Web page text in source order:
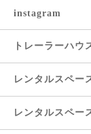
instagram
トレーラーハウ
レンタルスペ
レンタルスペー